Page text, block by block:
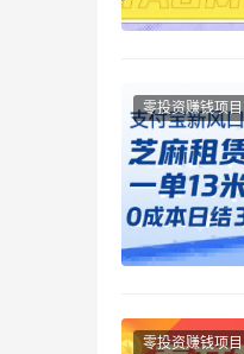
零投资赚钱项目
零投资赚钱项目